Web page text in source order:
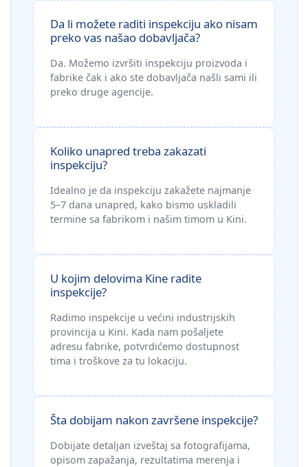
Da li možete raditi inspekciju ako nisam
preko vas našao dobavljača?
Da. Možemo izvršiti inspekciju proizvoda i
fabrike čak i ako ste dobavljača našli sami ili
preko druge agencije.
Koliko unapred treba zakazati
inspekciju?
Idealno je da inspekciju zakažete najmanje
5–7 dana unapred, kako bismo uskladili
termine sa fabrikom i našim timom u Kini.
U kojim delovima Kine radite
inspekcije?
Radimo inspekcije u većini industrijskih
provincija u Kini. Kada nam pošaljete
adresu fabrike, potvrdićemo dostupnost
tima i troškove za tu lokaciju.
Šta dobijam nakon završene inspekcije?
Dobijate detaljan izveštaj sa fotografijama,
opisom zapažanja, rezultatima merenja i